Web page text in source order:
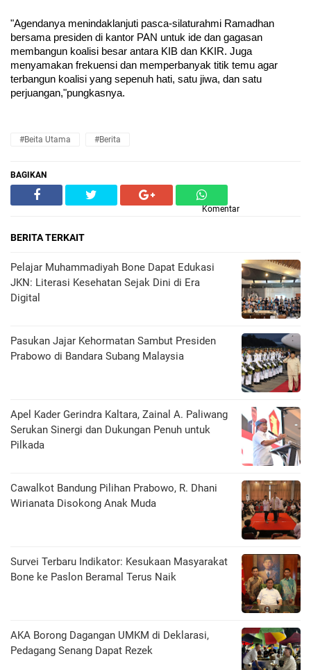
"Agendanya menindaklanjuti pasca-silaturahmi Ramadhan
bersama presiden di kantor PAN untuk ide dan gagasan
membangun koalisi besar antara KIB dan KKIR. Juga
menyamakan frekuensi dan memperbanyak titik temu agar
terbangun koalisi yang sepenuh hati, satu jiwa, dan satu
perjuangan,"pungkasnya.
#Beita Utama #Berita
BAGIKAN
Komentar
BERITA TERKAIT
Pelajar Muhammadiyah Bone Dapat Edukasi
JKN: Literasi Kesehatan Sejak Dini di Era
Digital
Pasukan Jajar Kehormatan Sambut Presiden
Prabowo di Bandara Subang Malaysia
Apel Kader Gerindra Kaltara, Zainal A. Paliwang
Serukan Sinergi dan Dukungan Penuh untuk
Pilkada
Cawalkot Bandung Pilihan Prabowo, R. Dhani
Wirianata Disokong Anak Muda
Survei Terbaru Indikator: Kesukaan Masyarakat
Bone ke Paslon Beramal Terus Naik
AKA Borong Dagangan UMKM di Deklarasi,
Pedagang Senang Dapat Rezek